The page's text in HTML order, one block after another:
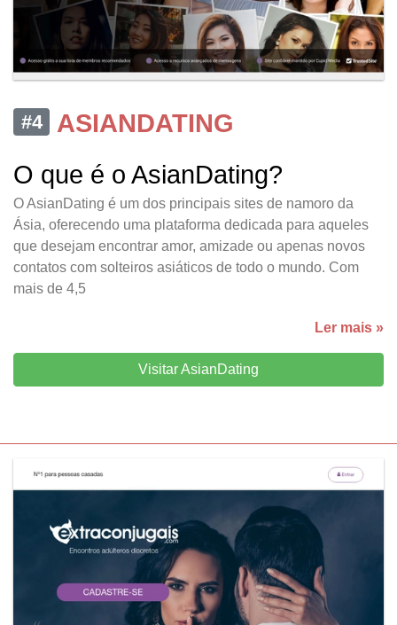
#4
ASIANDATING
O que é o AsianDating?
O AsianDating é um dos principais sites de namoro da
Ásia, oferecendo uma plataforma dedicada para aqueles
que desejam encontrar amor, amizade ou apenas novos
contatos com solteiros asiáticos de todo o mundo. Com
mais de 4,5
Ler mais »
Visitar AsianDating